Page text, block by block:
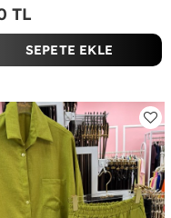
TL
SEPETE EKLE